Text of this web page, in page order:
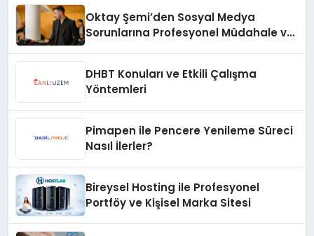
Oktay Şemi’den Sosyal Medya
Sorunlarına Profesyonel Müdahale ve
DHBT Konuları ve Etkili Çalışma
Yöntemleri
Pimapen ile Pencere Yenileme Süreci
Nasıl İlerler?
Bireysel Hosting ile Profesyonel
Portföy ve Kişisel Marka Sitesi